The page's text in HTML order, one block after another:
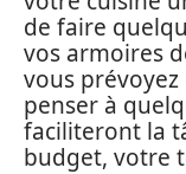
de faire
vos armoires
vous
penser à
faciliteront la
budget, votre